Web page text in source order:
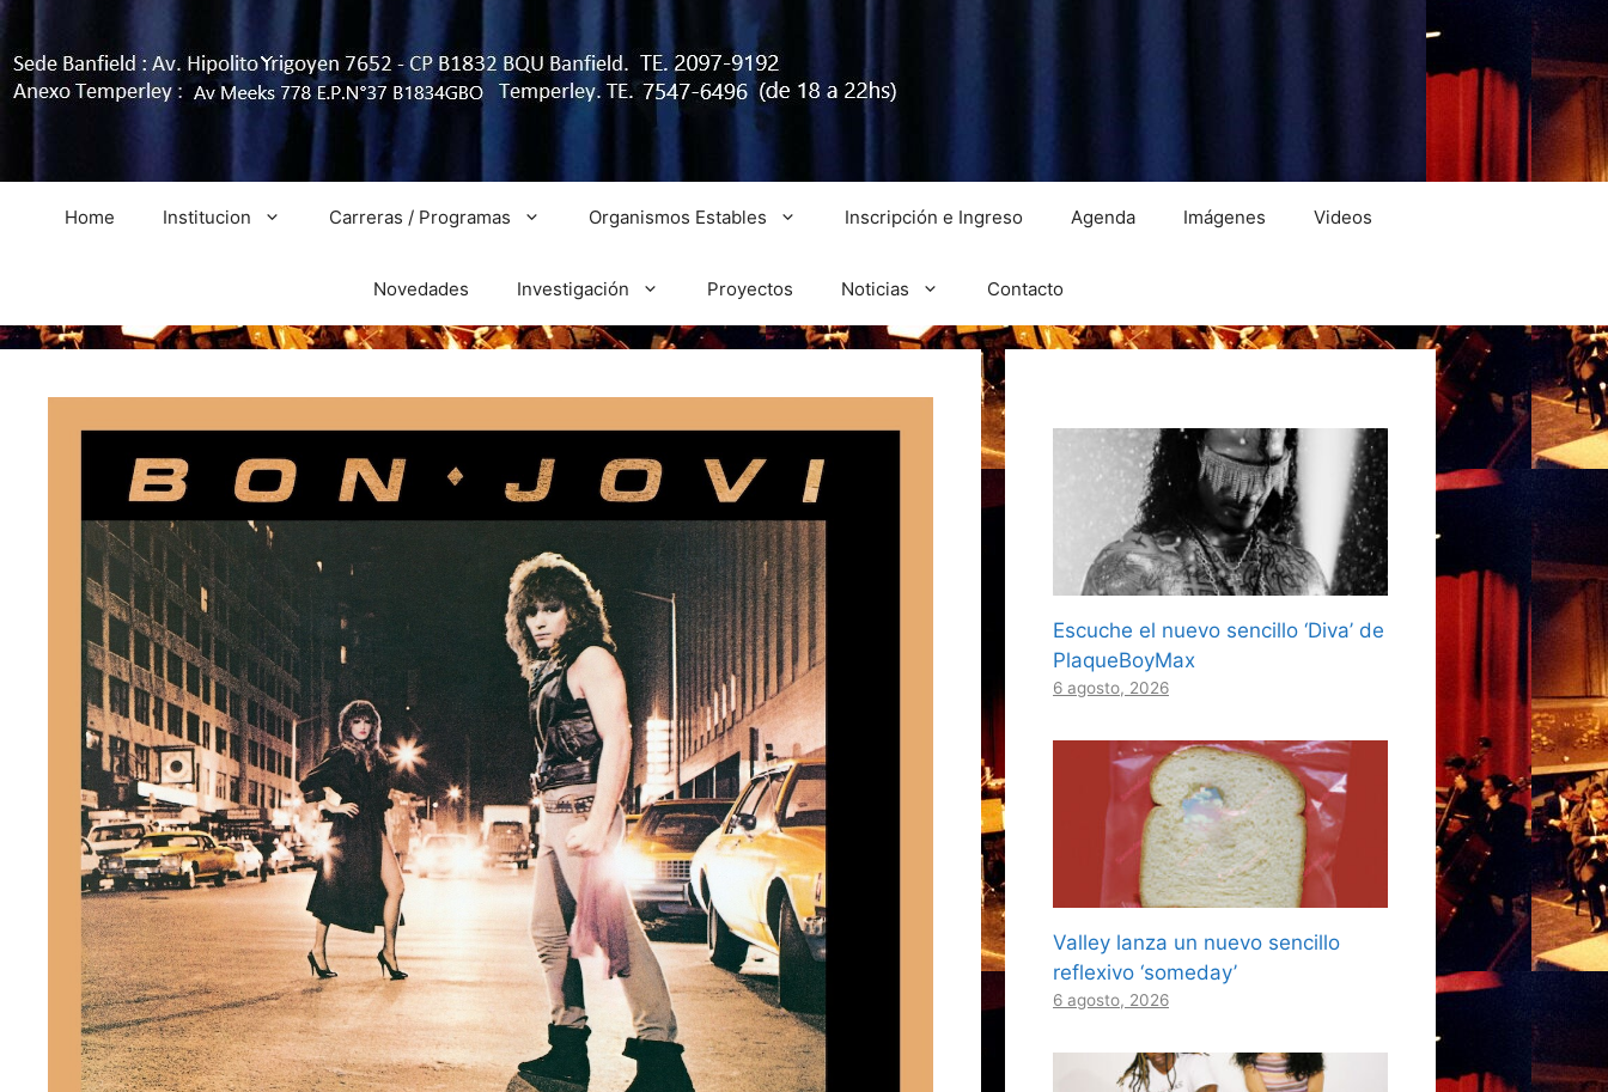
Home Institucion Carreras / Programas Organismos Estables Inscripción e Ingreso Agenda Imágenes Videos
Novedades Investigación Proyectos Noticias Contacto
Escuche el nuevo sencillo ‘Diva’ de
PlaqueBoyMax
6 agosto, 2026
Valley lanza un nuevo sencillo
reflexivo ‘someday’
6 agosto, 2026